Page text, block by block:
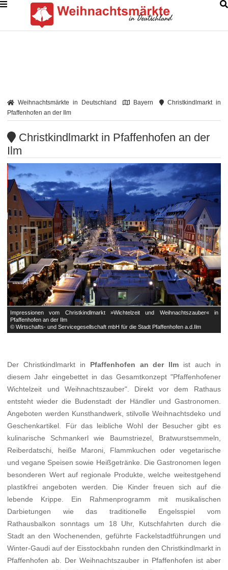
Weihnachtsmärkte in Deutschland Bayern
Christkindlmarkt in
Pfaffenhofen an der Ilm
Christkindlmarkt in Pfaffenhofen an der
Ilm
Impressionen vom Christkindlmarkt »Wichtelzeit und Weihnachtszauber« in
Pfaffenhofen an der Ilm
© Wirtschafts- und Servicegesellschaft mbH für die Stadt Pfaffenhofen a.d.Ilm
 
Der Christkindlmarkt in Pfaffenhofen an der Ilm ist auch in
diesem Jahr eingebettet in das Gesamtkonzept "Pfaffenhofener
Wichtelzeit und Weihnachtszauber". Direkt vor dem Rathaus
entsteht wieder die Budenstadt der Händler und Gastronomen.
Angeboten werden Kunsthandwerk, stilvolle Weihnachtsdeko und
Geschenkartikel. Für das leibliche Wohl der Besucher gibt es
kulinarische Schmankerl wie Baumstriezel, Bratwurstsemmeln,
Reiberdatschi, heiße Maroni, Flammkuchen oder vegetarische
und vegane Speisen sowie Heißgetränke. Die Gastronomen legen
besonderen Wert auf regionale Produkte, welche weitestgehend
plastikfrei angeboten werden. Die Kinder freuen sich auf die
lebende Krippe. Ein Rahmenprogramm mit musikalischen
Darbietungen wie das traditionelle Engelsspiel vom
Rathausbalkon sonntags um 18 Uhr, Kutschfahrten durch die
Stadt an den Wochenenden, geführte Fackelstadtführungen und
Winter-Gaudi auf der Eisstockbahn runden den Christkindlmarkt in
Pfaffenhofen ab. Der Weihnachtszauber in Pfaffenhofen ist aber